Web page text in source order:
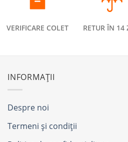
VERIFICARE COLET RETUR ÎN 14
INFORMAȚII
Despre noi
Termeni și condiții